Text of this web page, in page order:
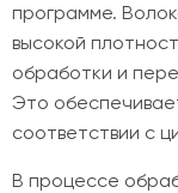
программе.
высокой
обработки и
Это
соответствии с
В процессе